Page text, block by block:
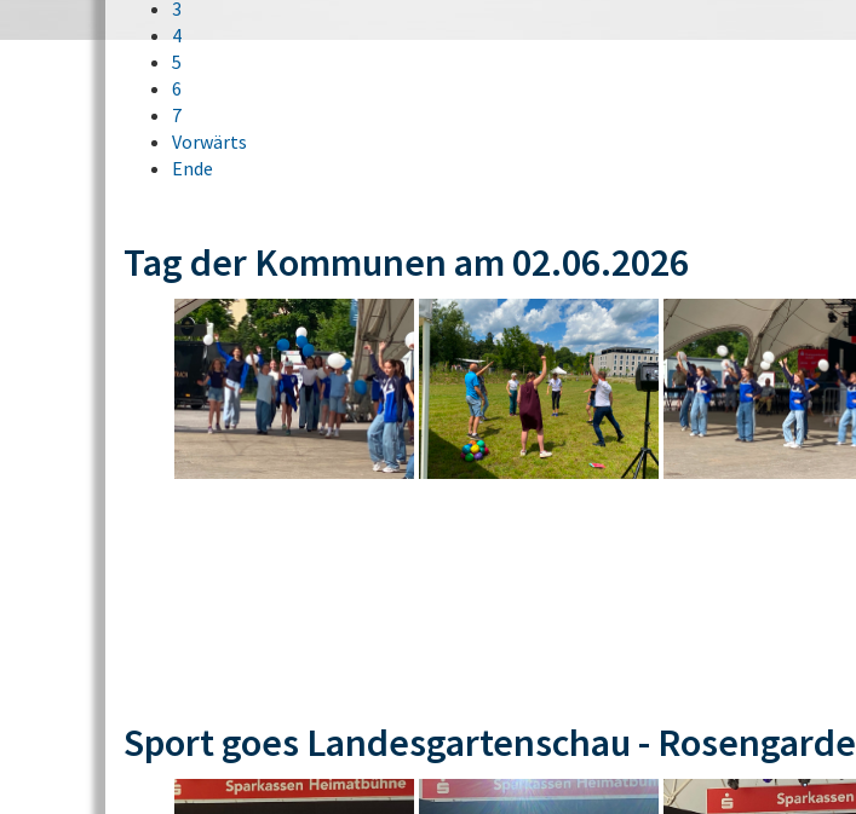
3
4
5
6
7
Vorwärts
Ende
Tag der Kommunen am 02.06.2026
Sport goes Landesgartenschau - Rosengarde